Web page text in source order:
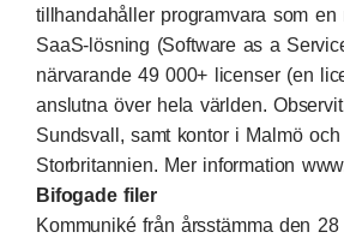
tillhandahåller programvara som en
SaaS-lösning (Software as a
närvarande 49 000+ licenser (en
anslutna över hela världen.
Sundsvall, samt kontor i Malmö och
Storbritannien. Mer information
Bifogade filer
Kommuniké från årsstämma den